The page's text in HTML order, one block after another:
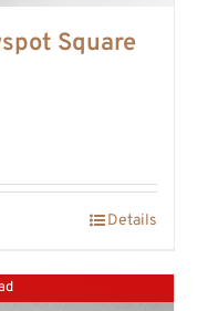
Square
Details